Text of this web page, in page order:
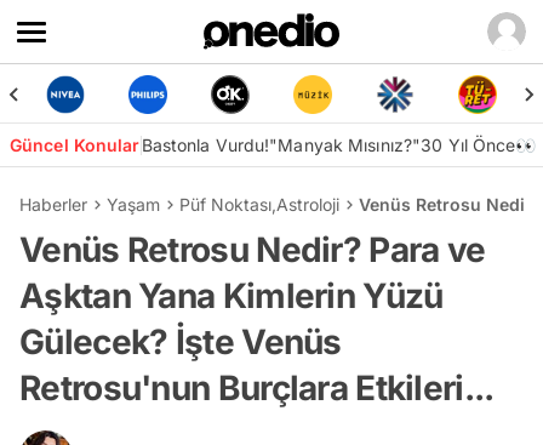
Güncel KonularBastonla Vurdu!"Manyak Mısınız?"30 Yıl Önce👀
Haberler Yaşam Püf Noktası,Astroloji Venüs Retrosu
Venüs Retrosu Nedir? Para ve
Aşktan Yana Kimlerin Yüzü
Gülecek? İşte Venüs
Retrosu'nun Burçlara Etkileri...